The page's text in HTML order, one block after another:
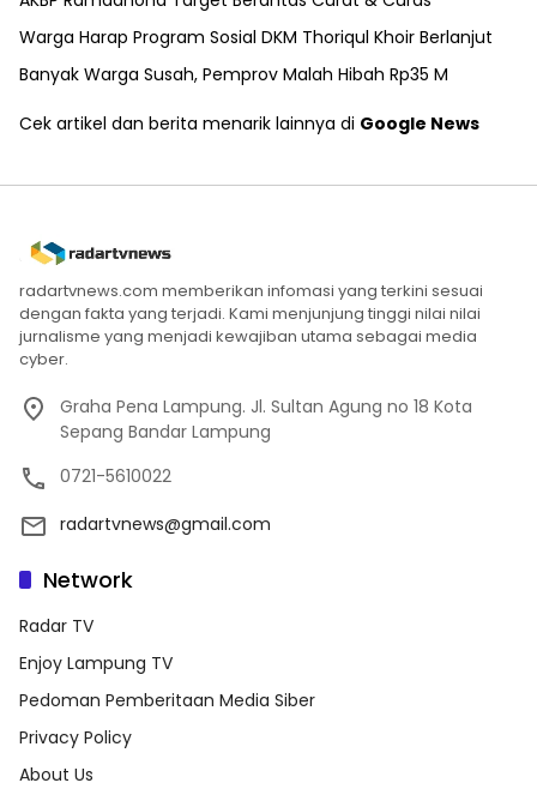
Warga Harap Program Sosial DKM Thoriqul Khoir Berlanjut
Banyak Warga Susah, Pemprov Malah Hibah Rp35 M
Cek artikel dan berita menarik lainnya di Google News
radartvnews.com memberikan infomasi yang terkini sesuai
dengan fakta yang terjadi. Kami menjunjung tinggi nilai nilai
jurnalisme yang menjadi kewajiban utama sebagai media
cyber.
Graha Pena Lampung. Jl. Sultan Agung no 18 Kota
Sepang Bandar Lampung
0721-5610022
radartvnews@gmail.com
Network
Radar TV
Enjoy Lampung TV
Pedoman Pemberitaan Media Siber
Privacy Policy
About Us